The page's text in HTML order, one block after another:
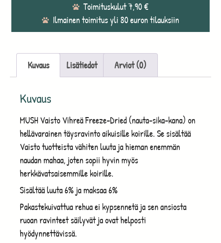
Toimituskulut 7,90 €
Ilmainen toimitus yli 80 euron tilauksiin
Kuvaus Lisätiedot Arviot (0)
Kuvaus
MUSH Vaisto Vihreä Freeze-Dried (nauta-sika-kana) on
hellävarainen täysravinto aikuisille koirille. Se sisältää
Vaisto tuotteista vähiten luuta ja hieman enemmän
naudan mahaa, joten sopii hyvin myös
herkkävatsaisemmille koirille.
Sisältää luuta 6% ja maksaa 6%
Pakastekuivattua rehua ei kypsennetä ja sen ansiosta
ruoan ravinteet säilyvät ja ovat helposti
hyödynnettävissä.